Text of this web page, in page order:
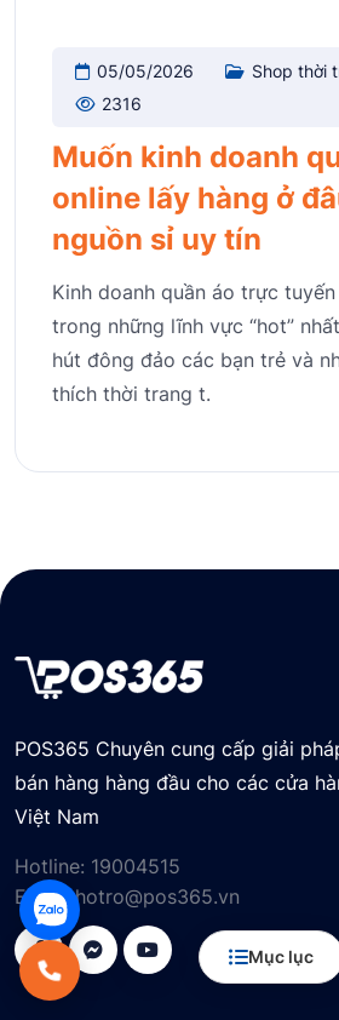
Mục lục
05/05/2026
Shop thời
2316
Muốn kinh doanh
online lấy hàng ở
nguồn sỉ uy tín
Kinh doanh quần áo trực
trong những lĩnh vực “hot”
hút đông đảo các bạn trẻ và
thích thời trang t.
POS365 Chuyên cung cấp giải
bán hàng hàng đầu cho các cửa
Việt Nam
Hotline: 19004515
Email:hotro@pos365.vn